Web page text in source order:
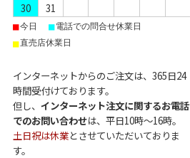
30
31
■今日 ■ 電話での問合せ休業日
■直売店休業日
インターネットからのご注文は、365日24
時間受付けております。
但し、インターネット注文に関するお電話
でのお問い合わせは、平日10時〜16時。
土日祝は休業とさせていただいておりま
す。